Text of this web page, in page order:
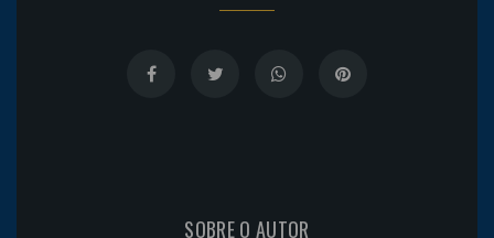
SOBRE O AUTOR